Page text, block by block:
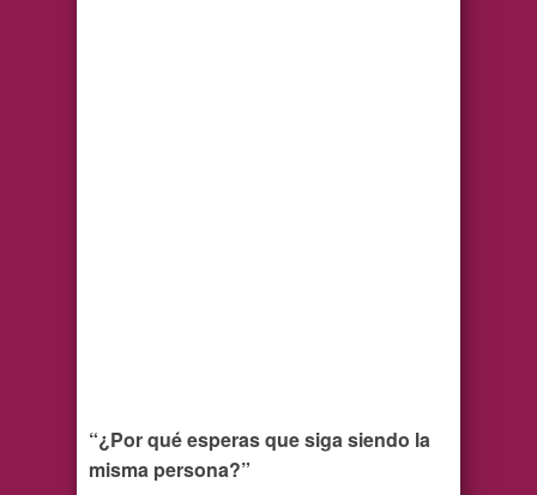
“¿Por qué esperas que siga siendo la
misma persona?”